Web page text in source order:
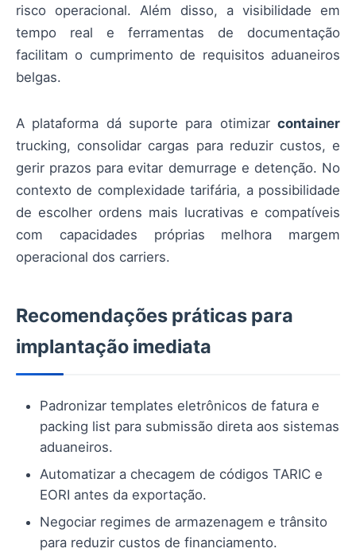
risco operacional. Além disso, a visibilidade em
tempo real e ferramentas de documentação
facilitam o cumprimento de requisitos aduaneiros
belgas.
A plataforma dá suporte para otimizar container
trucking, consolidar cargas para reduzir custos, e
gerir prazos para evitar demurrage e detenção. No
contexto de complexidade tarifária, a possibilidade
de escolher ordens mais lucrativas e compatíveis
com capacidades próprias melhora margem
operacional dos carriers.
Recomendações práticas para
implantação imediata
Padronizar templates eletrônicos de fatura e
packing list para submissão direta aos sistemas
aduaneiros.
Automatizar a checagem de códigos TARIC e
EORI antes da exportação.
Negociar regimes de armazenagem e trânsito
para reduzir custos de financiamento.